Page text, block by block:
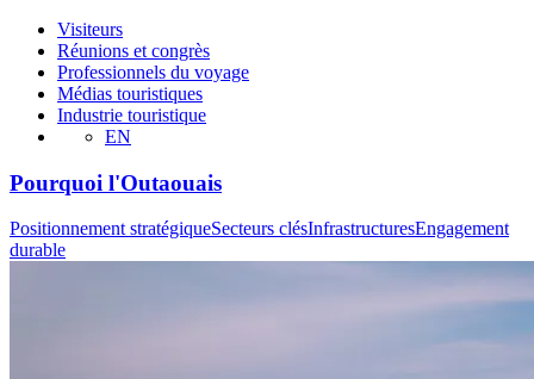
Visiteurs
Réunions et congrès
Professionnels du voyage
Médias touristiques
Industrie touristique
EN
Pourquoi l'Outaouais
Positionnement stratégiqueSecteurs clésInfrastructuresEngagement
durable